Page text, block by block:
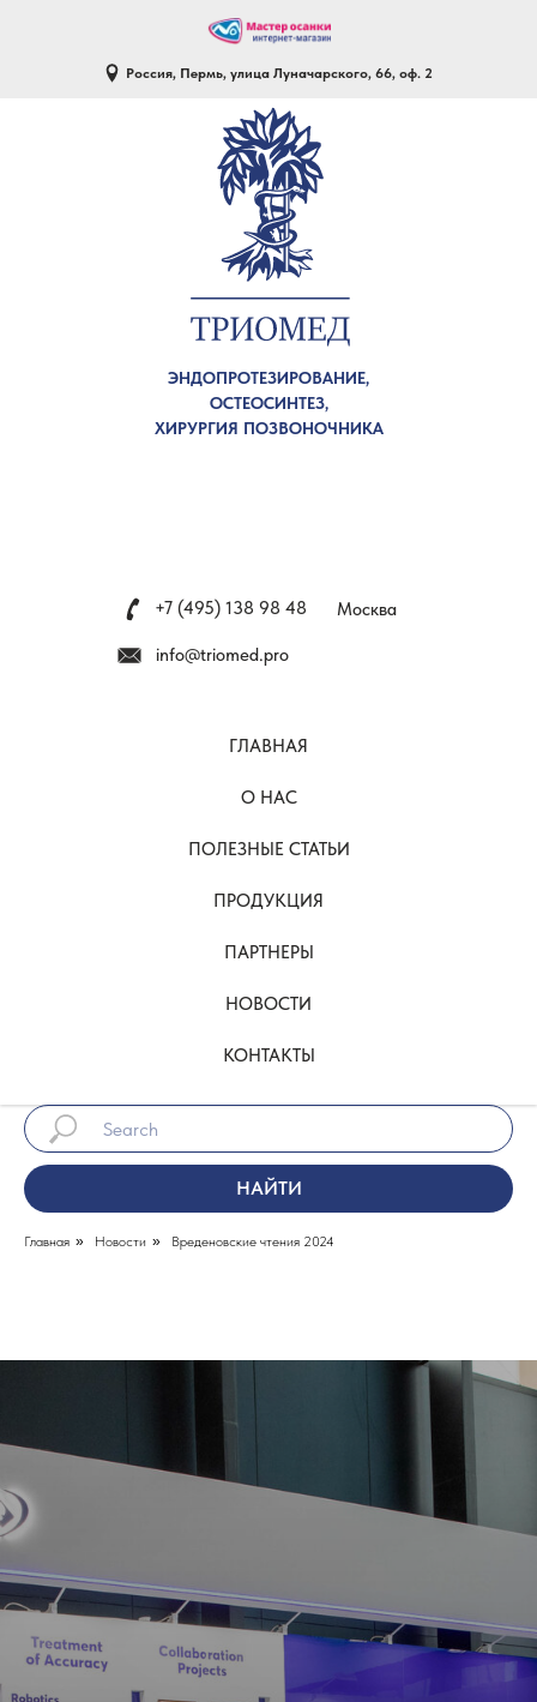
Россия, Пермь, улица Луначарского, 66, оф. 2
ЭНДОПРОТЕЗИРОВАНИЕ,
ОСТЕОСИНТЕЗ,
ХИРУРГИЯ ПОЗВОНОЧНИКА
+7 (495) 138 98 48
info@triomed.pro
Москва
ГЛАВНАЯ
О НАС
ПОЛЕЗНЫЕ СТАТЬИ
ПРОДУКЦИЯ
ПАРТНЕРЫ
НОВОСТИ
КОНТАКТЫ
НАЙТИ
Главная » Новости » Вреденовские чтения 2024